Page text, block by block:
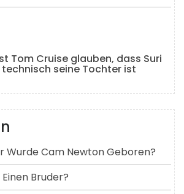
Tom Cruise glauben, dass Suri
seine Tochter ist
Wurde Cam Newton Geboren?
Bruder?